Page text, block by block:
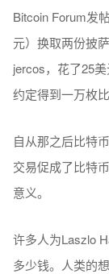
Bitcoin Forum发
元）换取两份披
jercos，花了25
约定得到一万枚比
自从那之后比特
交易促成了比特
意义。
许多人为Laszlo
多少钱。人类的